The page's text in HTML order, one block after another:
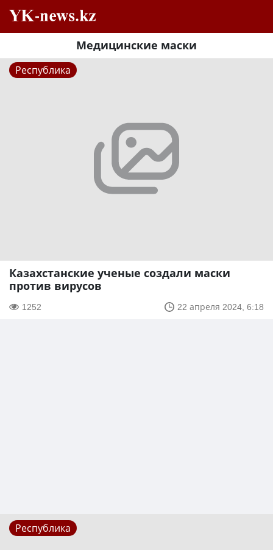
Медицинские маски
Республика
Казахстанские ученые создали маски
против вирусов
1252 22 апреля 2024, 6:18
Республика